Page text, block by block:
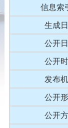
信息索
生成
公开
公开
发布
公开
公开